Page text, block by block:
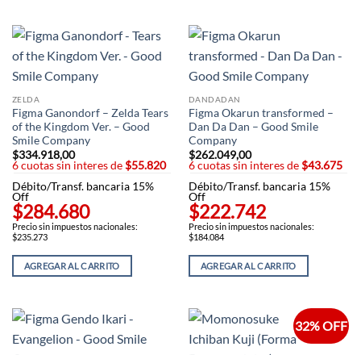
ZELDA
Figma Ganondorf – Zelda Tears
of the Kingdom Ver. – Good
Smile Company
$334.918,00
6 cuotas sin interes de$55.820
Débito/Transf. bancaria 15%
Off
$284.680
Precio sin impuestos nacionales:
$235.273
AGREGAR AL CARRITO
DANDADAN
Figma Okarun transformed –
Dan Da Dan – Good Smile
Company
$262.049,00
6 cuotas sin interes de$43.675
Débito/Transf. bancaria 15%
Off
$222.742
Precio sin impuestos nacionales:
$184.084
AGREGAR AL CARRITO
32% OFF